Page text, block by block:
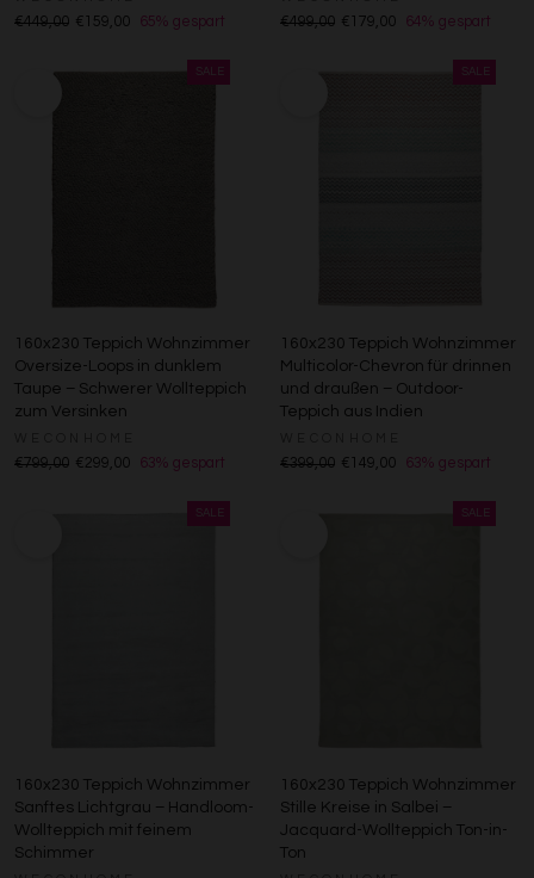
€449,00 €159,00 65% gespart €499,00 €179,00 64% gespart
160x230 Teppich Wohnzimmer
Oversize-Loops in dunklem
Taupe – Schwerer Wollteppich
zum Versinken
€799,00 €299,00 63% gespart
160x230 Teppich Wohnzimmer
Multicolor-Chevron für drinnen
und draußen – Outdoor-
Teppich aus Indien
€399,00 €149,00 63% gespart
160x230 Teppich Wohnzimmer
Sanftes Lichtgrau – Handloom-
Wollteppich mit feinem
Schimmer
160x230 Teppich Wohnzimmer
Stille Kreise in Salbei –
Jacquard-Wollteppich Ton-in-
Ton